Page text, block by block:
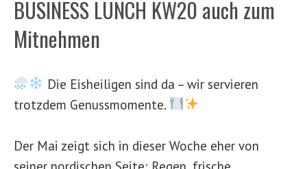
BUSINESS LUNCH KW20 auch zum
Mitnehmen
Die Eisheiligen sind da – wir servieren
trotzdem Genussmomente.
Der Mai zeigt sich in dieser Woche eher von